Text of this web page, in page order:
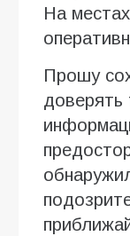
На
Прошу
доверять